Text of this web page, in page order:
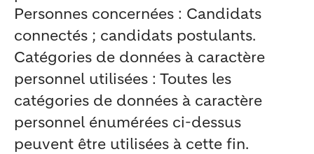
Personnes concernées : Candidats
connectés ; candidats postulants.
Catégories de données à caractère
personnel utilisées : Toutes les
catégories de données à caractère
personnel énumérées ci-dessus
peuvent être utilisées à cette fin.